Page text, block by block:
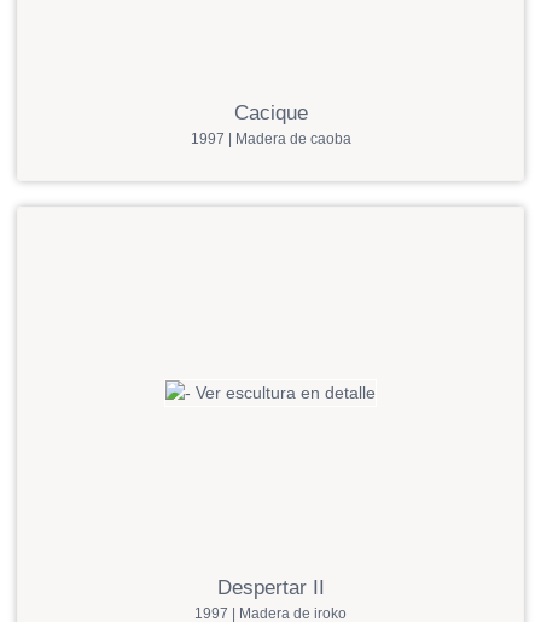
Cacique
1997 | Madera de caoba
Despertar II
1997 | Madera de iroko